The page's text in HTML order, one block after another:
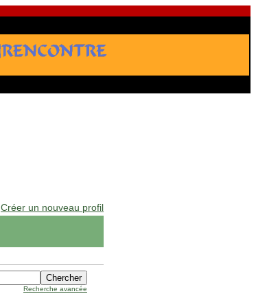
Créer un nouveau profil
Recherche avancée